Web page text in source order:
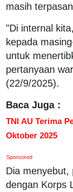
masih
"Di internal
kepada
untuk
pertanyaan
(22/9/2025).
Baca Juga :
TNI AU Terima
Oktober 2025
Sponsored
Dia menyebut,
dengan Korps